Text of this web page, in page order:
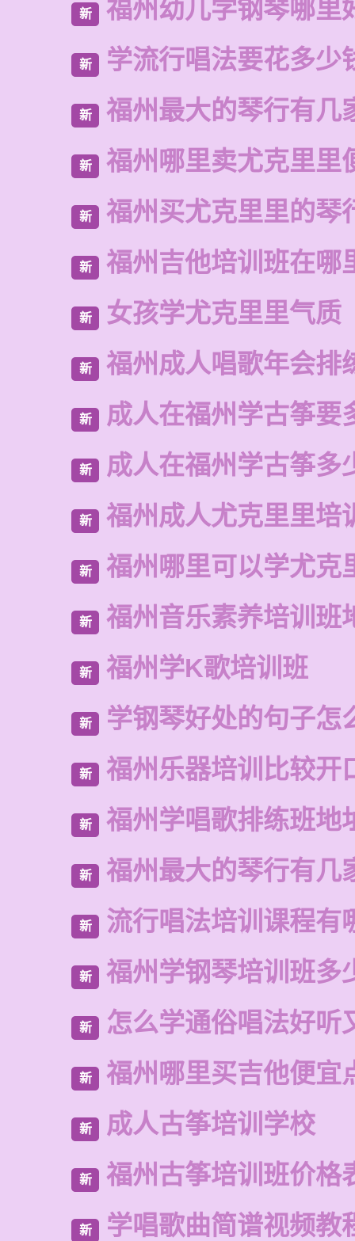
新 福州幼儿学钢琴哪里
新 学流行唱法要花多少
新 福州最大的琴行有几
新 福州哪里卖尤克里里
新 福州买尤克里里的琴
新 福州吉他培训班在哪
新 女孩学尤克里里气质
新 福州成人唱歌年会排
新 成人在福州学古筝要
新 成人在福州学古筝多
新 福州成人尤克里里培
新 福州哪里可以学尤克
新 福州音乐素养培训班
新 福州学K歌培训班
新 学钢琴好处的句子怎
新 福州乐器培训比较开
新 福州学唱歌排练班地
新 福州最大的琴行有几
新 流行唱法培训课程有
新 福州学钢琴培训班多
新 怎么学通俗唱法好听
新 福州哪里买吉他便宜
新 成人古筝培训学校
新 福州古筝培训班价格
新 学唱歌曲简谱视频教